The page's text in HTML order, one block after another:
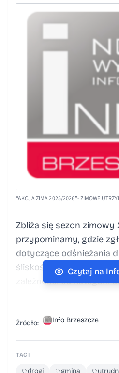
“AKCJA ZIMA 2025/2026”- ZIMOWE
Zbliża się sezon zimowy
przypominamy, gdzie
dotyczące odśnieżania
śliskości na terenie
zależności od kategorii
gminne Za zimowe
gminnych odpowiada:
Sp. z o.o.ul. Kościelna 7,
w sprawie odśnieżania i
można przekazywać
Czytaj na
Źródło: Info Brzeszcze
TAGI
drogi gmina